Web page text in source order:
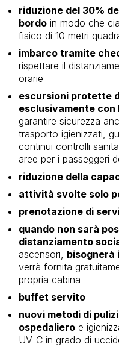
riduzione del 30%
bordo in modo che
fisico di 10 metri
imbarco tramite
rispettare il
orarie
escursioni protette
esclusivamente con
garantire sicurezza
trasporto igienizzati,
continui controlli
aree per i passeggeri
riduzione della
attività svolte solo
prenotazione di
quando non sarà
distanziamento
ascensori, bisognerà
verrà fornita
propria cabina
buffet servito
nuovi metodi di
ospedaliero e
UV-C in grado di